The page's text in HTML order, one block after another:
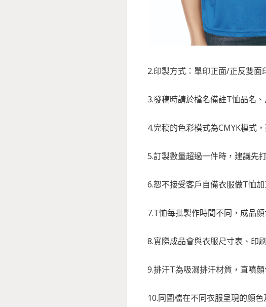
2.印製方式：單印正面/正反雙面
3.發稿時請於檔名備註T恤品名
4.完稿的色彩模式為CMYK模式
5.訂製數量超過一件時，建議先
6.恕不接受客戶自備衣服做T恤加
7.T恤每批製作時間不同，成品
8.實際成品會與衣服尺寸表、印
9.排汗T為吸濕排汗材質，直噴
10.同圖檔在不同衣服呈現的顏